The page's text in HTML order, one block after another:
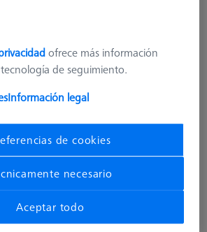
ofrece más información
de seguimiento.
Información legal
de cookies
necesario
Aceptar todo